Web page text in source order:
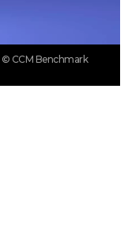
© CCM Benchmark